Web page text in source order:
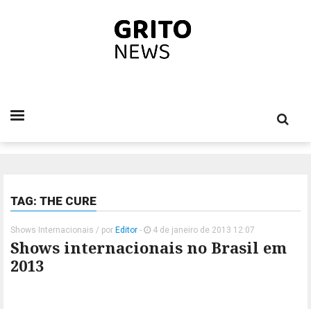
TAG: THE CURE
Shows Internacionais / por Editor - 4 de janeiro de 2013 12:07
Shows internacionais no Brasil em
2013